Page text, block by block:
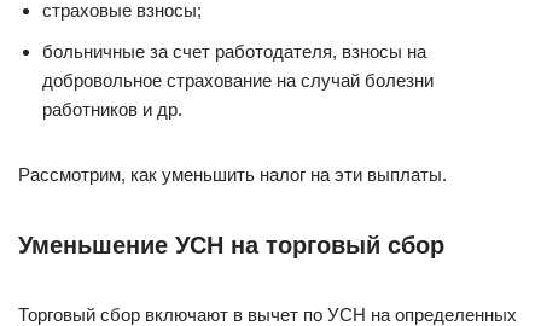
страховые взносы;
больничные за счет работодателя, взносы на
добровольное страхование на случай болезни
работников и др.
Рассмотрим, как уменьшить налог на эти выплаты.
Уменьшение УСН на торговый сбор
Торговый сбор включают в вычет по УСН на определенных